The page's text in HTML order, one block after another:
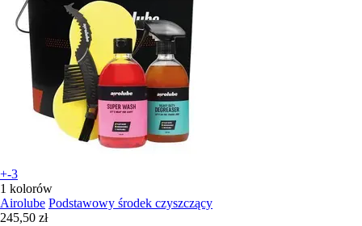
+-3
1 kolorów
Airolube Podstawowy środek czyszczący
245,50 zł